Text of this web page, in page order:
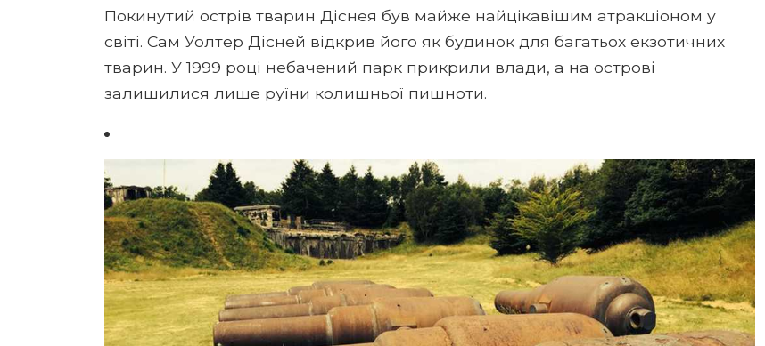
Покинутий острів тварин Діснея був майже найцікавішим атракціоном у
світі. Сам Уолтер Дісней відкрив його як будинок для багатьох екзотичних
тварин. У 1999 році небачений парк прикрили влади, а на острові
залишилися лише руїни колишньої пишноти.